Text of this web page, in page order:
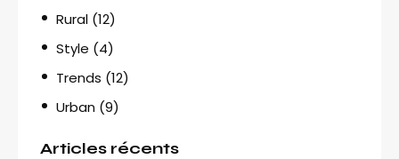
Rural (12)
Style (4)
Trends (12)
Urban (9)
Articles récents